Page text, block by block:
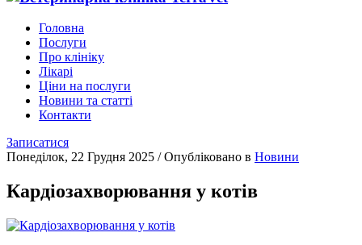
Головна
Послуги
Про клініку
Лікарі
Ціни на послуги
Новини та статті
Контакти
Записатися
Понеділок, 22 Грудня 2025 /Опубліковано в Новини
Кардіозахворювання у котів